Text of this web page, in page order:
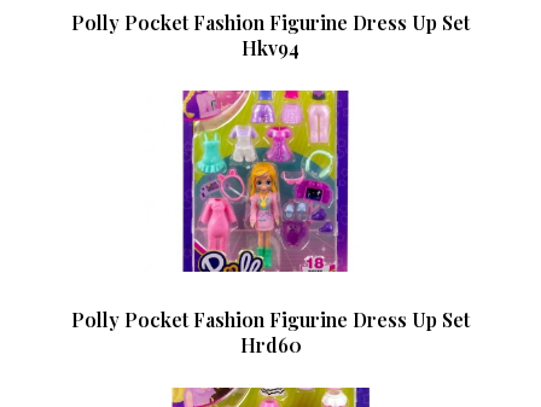
Polly Pocket Fashion Figurine Dress Up Set
Hkv94
Polly Pocket Fashion Figurine Dress Up Set
Hrd60